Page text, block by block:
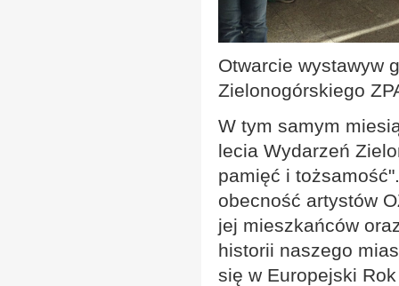
Otwarcie wystawyw
Zielonogórskiego
W tym samym
lecia Wydarzeń
pamięć i
obecność artystów
jej mieszkańców
historii naszego
się w Europejski